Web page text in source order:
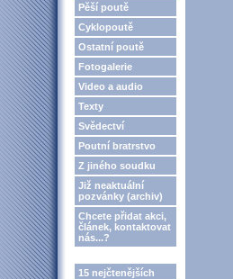
Pěší poutě
Cyklopoutě
Ostatní poutě
Fotogalerie
Video a audio
Texty
Svědectví
Poutní bratrstvo
Z jiného soudku
Již neaktuální
pozvánky (archiv)
Chcete přidat akci,
článek, kontaktovat
nás...?
15 nejčtenějších